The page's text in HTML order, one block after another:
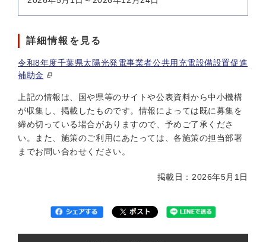
詳細情報を見る
令和8年度千葉県太陽光発電事業者公共用充電設備設置促進
補助金
上記の情報は、国や県等のサイトや公表資料から中小機構
が収集し、掲載したものです。情報によっては既に募集を
締め切っている場合がありますので、予めご了承くださ
い。また、施策のご利用にあたっては、各施策の担当部署
までお問い合わせください。
掲載日：2026年5月1日